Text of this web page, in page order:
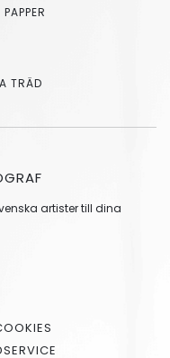
TRÄD
artister till dina